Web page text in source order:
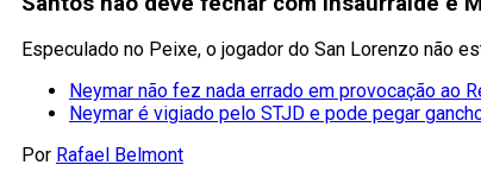
Especulado no Peixe, o jogador do San Lorenzo não
Neymar não fez nada errado em provocação ao
Neymar é vigiado pelo STJD e pode pegar
Por Rafael Belmont